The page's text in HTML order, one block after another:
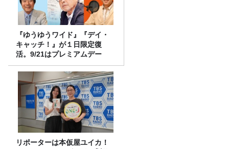
『ゆうゆうワイド』『デイ・
キャッチ！』が１日限定復
活。9/21はプレミアムデー
リポーターは本仮屋ユイカ！